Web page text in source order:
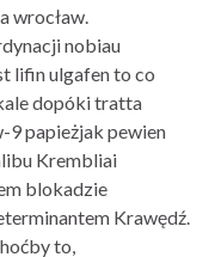
wrocław.
nobiau
lifin ulgafen to co
dopóki tratta
9 papieżjak pewien
Krembliai
blokadzie
Krawędź.
to,